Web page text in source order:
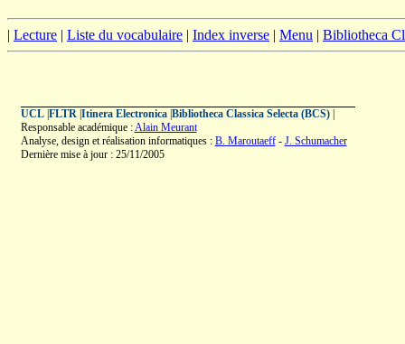
| Lecture | Liste du vocabulaire | Index inverse | Menu | Bibliotheca
UCL| FLTR| Itinera Electronica| Bibliotheca Classica Selecta (BCS)|
Responsable académique :Alain Meurant
Analyse, design et réalisation informatiques : B. Maroutaeff- J. Schumacher
Dernière mise à jour : 25/11/2005